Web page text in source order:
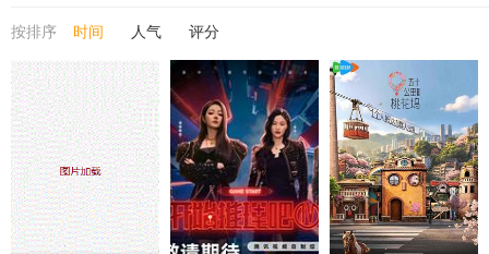
按排序 时间 人气 评分